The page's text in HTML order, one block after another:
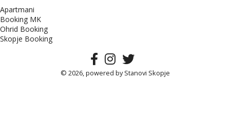
Apartmani
Booking MK
Ohrid Booking
Skopje Booking
© 2026, powered byStanovi Skopje